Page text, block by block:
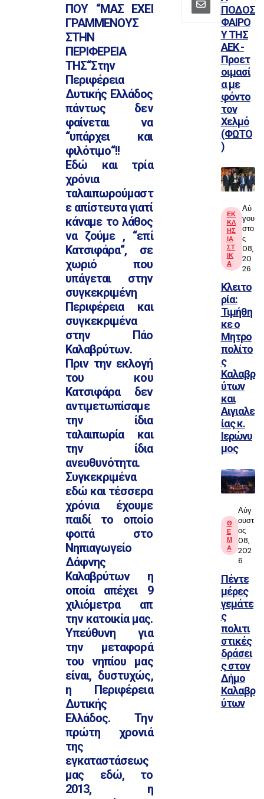
ΠΟΥ ‘‘ΜΑΣ ΕΧΕΙ
ΓΡΑΜΜΕΝΟΥΣ
ΣΤΗΝ
ΠΕΡΙΦΕΡΕΙΑ
ΤΗΣ‘‘Στην
Περιφέρεια
Δυτικής Ελλάδος
πάντως δεν
φαίνεται να
‘‘υπάρχει και
φιλότιμο‘‘!!
Εδώ και τρία
χρόνια
ταλαιπωρούμαστ
ε απίστευτα γιατί
κάναμε το λάθος
να ζούμε , ‘‘επί
Κατσιφάρα‘‘, σε
χωριό που
υπάγεται στην
συγκεκριμένη
Περιφέρεια και
συγκεκριμένα
στην Πάο
Καλαβρύτων.
Πριν την εκλογή
του κου
Κατσιφάρα δεν
αντιμετωπίσαμε
την ίδια
ταλαιπωρία και
την ίδια
ανευθυνότητα.
Συγκεκριμένα
εδώ και τέσσερα
χρόνια έχουμε
παιδί το οποίο
φοιτά στο
Νηπιαγωγείο
Δάφνης
Καλαβρύτων η
οποία απέχει 9
χιλιόμετρα απ
την κατοικία μας.
Υπεύθυνη για
την μεταφορά
του νηπίου μας
είναι, δυστυχώς,
η Περιφέρεια
Δυτικής
Ελλάδος. Την
πρώτη χρονιά
της
εγκαταστάσεως
μας εδώ, το
2013, η
ΠΟΔΟΣ
ΦΑΙΡΟ
Υ ΤΗΣ
ΑΕΚ -
Προετ
οιμασί
α με
φόντο
τον
Χελμό
(ΦΩΤΟ
)
ΕΚ
ΚΛ
ΗΣ
ΙΑ
ΣΤ
ΙΚ
Α
Αύ
γου
στο
ς
08,
20
26
Κλειτο
ρία:
Τιμήθη
κε ο
Μητρο
πολίτο
ς
Καλαβρ
ύτων
και
Αιγιαλε
ίας κ.
Ιερώνυ
μος
Θ
Ε
Μ
Α
Αύγ
ουστ
ος
08,
202
6
Πέντε
μέρες
γεμάτε
ς
πολιτι
στικές
δράσει
ς στον
Δήμο
Καλαβρ
ύτων